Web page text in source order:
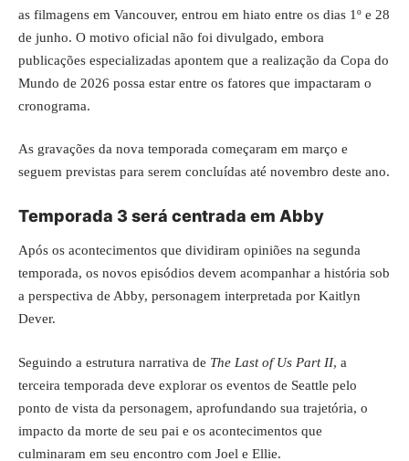
as filmagens em Vancouver, entrou em hiato entre os dias 1º e 28
de junho. O motivo oficial não foi divulgado, embora
publicações especializadas apontem que a realização da Copa do
Mundo de 2026 possa estar entre os fatores que impactaram o
cronograma.
As gravações da nova temporada começaram em março e
seguem previstas para serem concluídas até novembro deste ano.
Temporada 3 será centrada em Abby
Após os acontecimentos que dividiram opiniões na segunda
temporada, os novos episódios devem acompanhar a história sob
a perspectiva de Abby, personagem interpretada por Kaitlyn
Dever.
Seguindo a estrutura narrativa de The Last of Us Part II, a
terceira temporada deve explorar os eventos de Seattle pelo
ponto de vista da personagem, aprofundando sua trajetória, o
impacto da morte de seu pai e os acontecimentos que
culminaram em seu encontro com Joel e Ellie.